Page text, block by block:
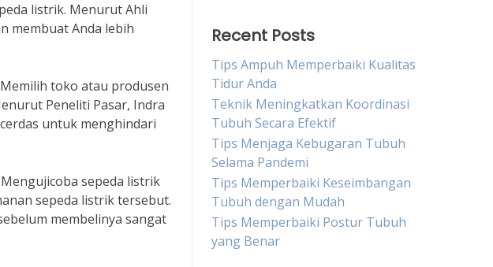
listrik. Menurut Ahli
membuat Anda lebih
toko atau produsen
Peneliti Pasar, Indra
untuk menghindari
sepeda listrik
sepeda listrik tersebut.
membelinya sangat
Recent Posts
Tips Ampuh Memperbaiki Kualitas
Tidur Anda
Teknik Meningkatkan Koordinasi
Tubuh Secara Efektif
Tips Menjaga Kebugaran Tubuh
Selama Pandemi
Tips Memperbaiki Keseimbangan
Tubuh dengan Mudah
Tips Memperbaiki Postur Tubuh
yang Benar